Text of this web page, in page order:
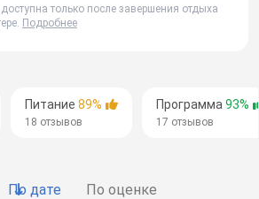
Питание 89%
18 отзывов
Программа 93%
17 отзывов
По дате По оценке
только после завершения отдыха
Подробнее